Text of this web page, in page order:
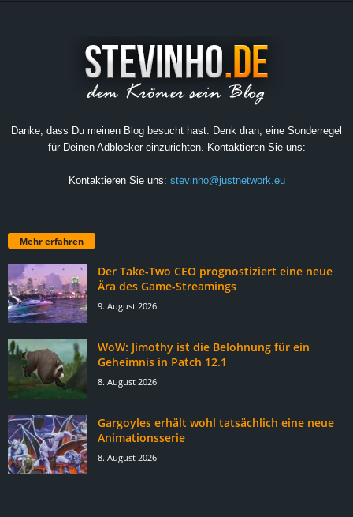
Danke, dass Du meinen Blog besucht hast. Denk dran, eine Sonderregel
für Deinen Adblocker einzurichten. Kontaktieren Sie uns:
Kontaktieren Sie uns: stevinho@justnetwork.eu
Mehr erfahren
Der Take-Two CEO prognostiziert eine neue
Ära des Game-Streamings
9. August 2026
WoW: Jimothy ist die Belohnung für ein
Geheimnis in Patch 12.1
8. August 2026
Gargoyles erhält wohl tatsächlich eine neue
Animationsserie
8. August 2026